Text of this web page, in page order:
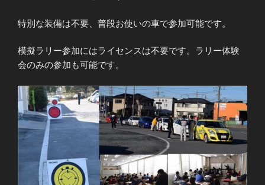
特別な装備は不要、普段お使いの車で参加可能です。
模擬ラリー参加にはライセンスは不要です。ラリー体験
会のみの参加も可能です。